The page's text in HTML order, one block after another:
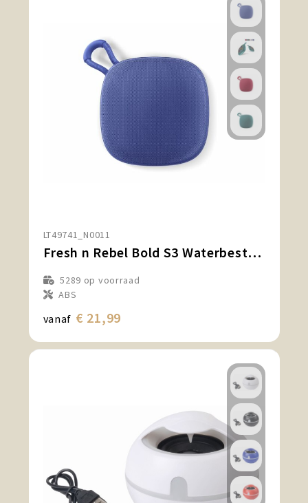
LT49741_N0011
Fresh n Rebel Bold S3 Waterbestendige Bluetooth Speaker
5289 op voorraad
ABS
vanaf € 21,99